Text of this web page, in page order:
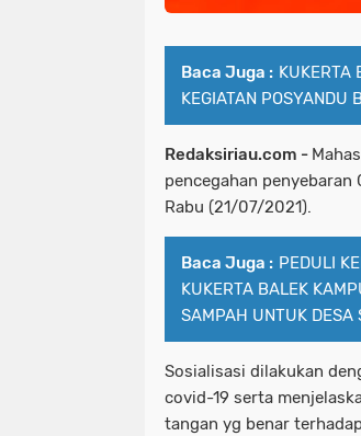
Baca Juga : KUKERTA
KEGIATAN POSYANDU
Redaksiriau.com -
pencegahan penyebaran
Rabu (21/07/2021).
Baca Juga : PEDULI
KUKERTA BALEK
SAMPAH UNTUK DESA
Sosialisasi dilakukan
covid-19 serta
tangan yg benar